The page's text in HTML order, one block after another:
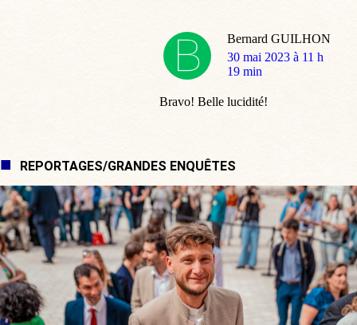
Bernard GUILHON
dit
:
30 mai 2023 à 11 h
19 min
Bravo! Belle lucidité!
REPORTAGES/GRANDES ENQUÊTES